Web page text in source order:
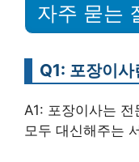
자주 묻는
Q1: 포장이
A1: 포장이사는
모두 대신해주는